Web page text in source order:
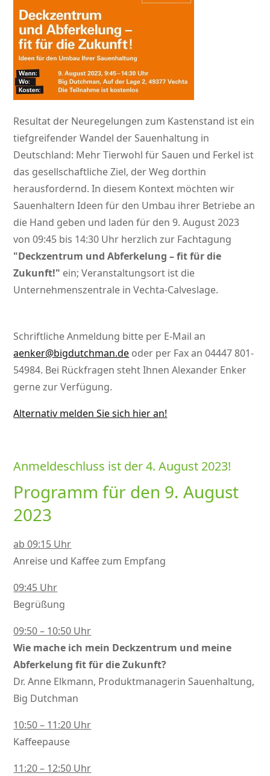
Resultat der Neuregelungen zum Kastenstand ist ein
tiefgreifender Wandel der Sauenhaltung in
Deutschland: Mehr Tierwohl für Sauen und Ferkel ist
das gesellschaftliche Ziel, der Weg dorthin
herausfordernd. In diesem Kontext möchten wir
Sauenhaltern Ideen für den Umbau ihrer Betriebe an
die Hand geben und laden für den 9. August 2023
von 09:45 bis 14:30 Uhr herzlich zur Fachtagung
Deckzentrum und Abferkelung – fit für die
Zukunft!
ein; Veranstaltungsort ist die
Unternehmenszentrale in Vechta-Calveslage.
Schriftliche Anmeldung bitte per E-Mail an
aenker@bigdutchman.de oder per Fax an 04447 801-
54984. Bei Rückfragen steht Ihnen Alexander Enker
gerne zur Verfügung.
Alternativ melden Sie sich hier an!
Anmeldeschluss ist der 4. August 2023!
Programm für den 9. August
2023
ab 09:15 Uhr
Anreise und Kaffee zum Empfang
09:45 Uhr
Begrüßung
09:50 – 10:50 Uhr
Wie mache ich mein Deckzentrum und meine
Abferkelung fit für die Zukunft?
Dr. Anne Elkmann, Produktmanagerin Sauenhaltung,
Big Dutchman
10:50 – 11:20 Uhr
Kaffeepause
11:20 – 12:50 Uhr